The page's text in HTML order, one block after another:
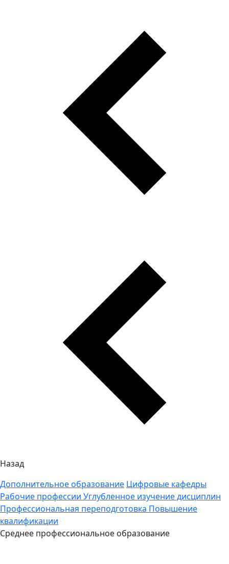
Назад
Дополнительное образование Цифровые кафедры
Рабочие профессии Углубленное изучение дисциплин
Профессиональная переподготовка Повышение
квалификации
Среднее профессиональное образование